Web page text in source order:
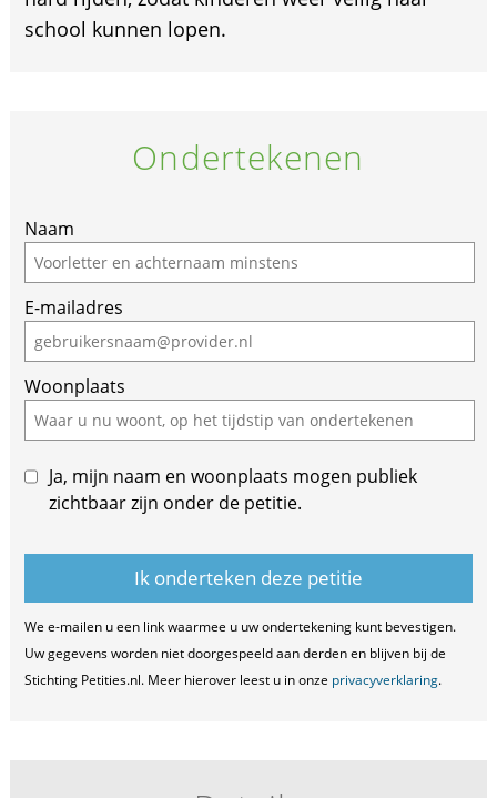
school kunnen lopen.
Ondertekenen
If
you
are
a
human,
ignore
this
field
Naam
E-mailadres
Woonplaats
Ja, mijn naam en woonplaats mogen publiek
zichtbaar zijn onder de petitie.
We e-mailen u een link waarmee u uw ondertekening kunt bevestigen.
Uw gegevens worden niet doorgespeeld aan derden en blijven bij de
Stichting Petities.nl. Meer hierover leest u in onze privacyverklaring.